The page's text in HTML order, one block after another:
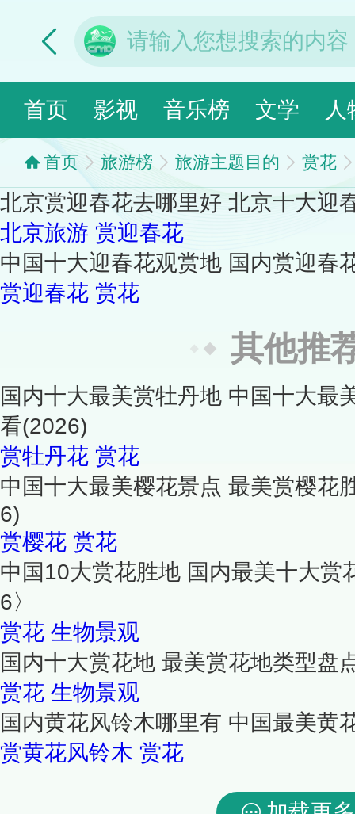
首页 影视 音乐榜 文学 人
首页 旅游榜 旅游主题目的 赏花
北京赏迎春花去哪里好 北京十大迎
北京旅游 赏迎春花
中国十大迎春花观赏地 国内赏迎春
赏迎春花 赏花
其他推
国内十大最美赏牡丹地 中国十大最
看(2026)
赏牡丹花 赏花
中国十大最美樱花景点 最美赏樱花
6)
赏樱花 赏花
中国10大赏花胜地 国内最美十大赏
6〉
赏花 生物景观
国内十大赏花地 最美赏花地类型盘
赏花 生物景观
国内黄花风铃木哪里有 中国最美黄
赏黄花风铃木 赏花